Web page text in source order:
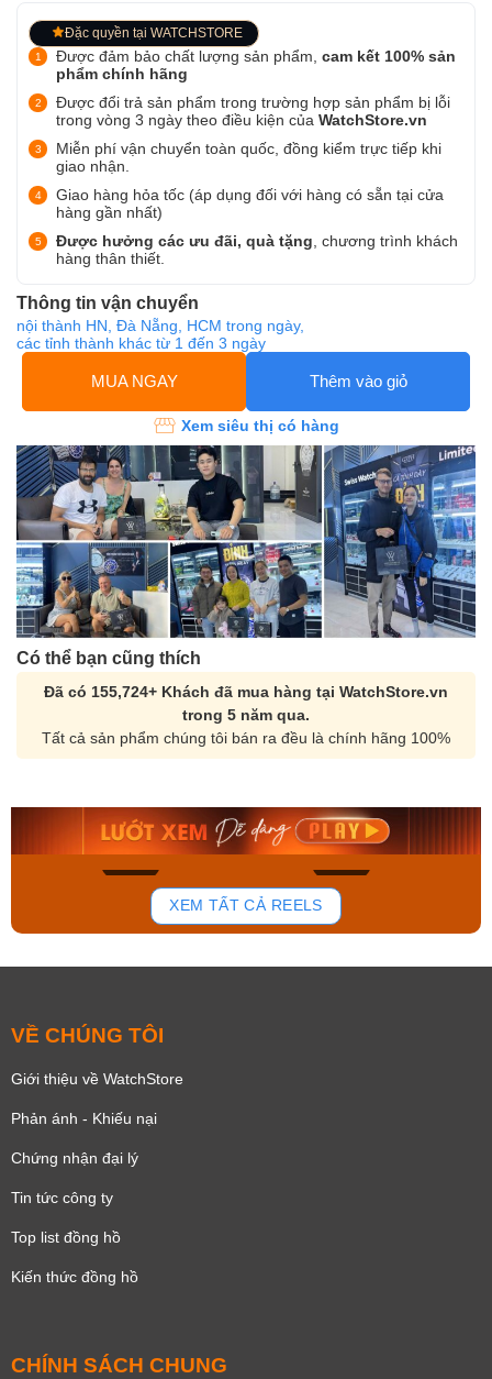
Đặc quyền tại WATCHSTORE
Được đảm bảo chất lượng sản phẩm, cam kết 100% sản
phẩm chính hãng
Được đổi trả sản phẩm trong trường hợp sản phẩm bị lỗi
trong vòng 3 ngày theo điều kiện của WatchStore.vn
Miễn phí vận chuyển toàn quốc, đồng kiểm trực tiếp khi
giao nhận.
Giao hàng hỏa tốc (áp dụng đối với hàng có sẵn tại cửa
hàng gần nhất)
Được hưởng các ưu đãi, quà tặng , chương trình khách
hàng thân thiết.
Thông tin vận chuyển
nội thành HN, Đà Nẵng, HCM trong ngày,
các tỉnh thành khác từ 1 đến 3 ngày
MUA NGAY Thêm vào giỏ
Xem siêu thị có hàng
Có thể bạn cũng thích
Đã có 155,724+ Khách đã mua hàng tại WatchStore.vn
trong 5 năm qua.
Tất cả sản phẩm chúng tôi bán ra đều là chính hãng 100%
171
Orient Nam RA-
Mua ngay
Casio Nam MTS-
Mua ngay
XEM TẤT CẢ REELS
VỀ CHÚNG TÔI
Giới thiệu về WatchStore
Phản ánh - Khiếu nại
Chứng nhận đại lý
Tin tức công ty
Top list đồng hồ
Kiến thức đồng hồ
CHÍNH SÁCH CHUNG